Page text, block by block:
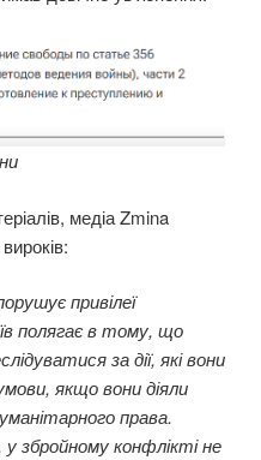
медіа Zmina
привілеї
полягає в тому, що
за дії, які вони
якщо вони діяли
права.
збройному конфлікті не